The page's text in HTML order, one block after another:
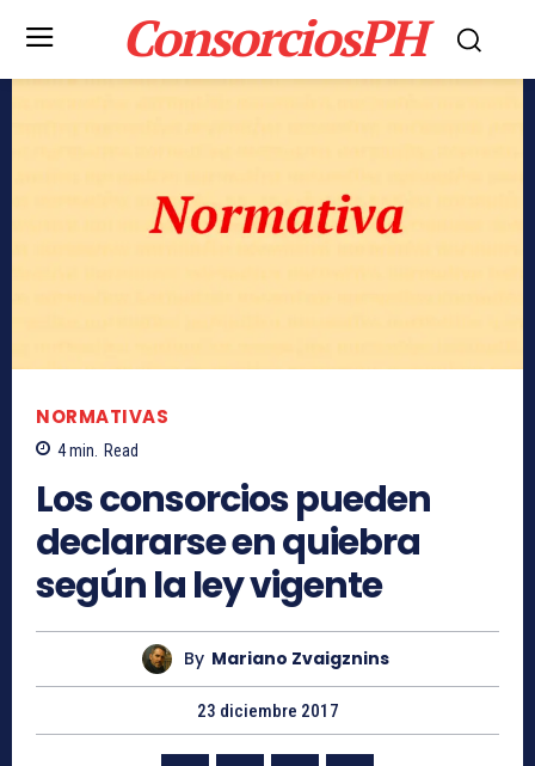
ConsorciosPH
NORMATIVAS
4min. Read
Los consorcios pueden
declararse en quiebra
según la ley vigente
By Mariano Zvaigznins
23 diciembre 2017